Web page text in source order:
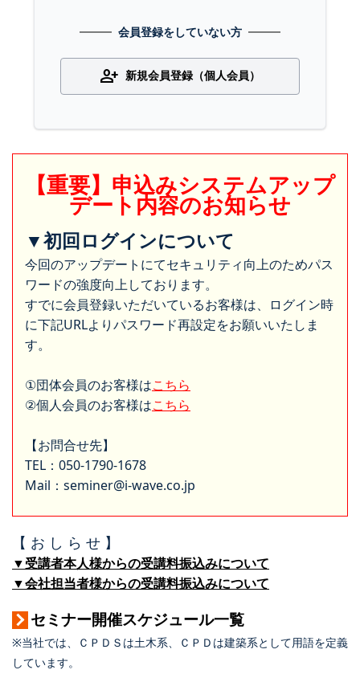
会員登録をしていない方
person_add 新規会員登録（個人会員）
【重要】申込みシステムアップ
デート内容のお知らせ
▼初回ログインについて
今回のアップデートにてセキュリティ向上のためパス
ワードの強度向上しております。
すでに会員登録いただいているお客様は、ログイン時
に下記URLよりパスワード再設定をお願いいたしま
す。
①団体会員のお客様はこちら
②個人会員のお客様はこちら
【お問合せ先】
TEL：050-1790-1678
Mail：seminer@i-wave.co.jp
【 お し ら せ 】
▼受講者本人様からの受講料振込みについて
▼会社担当者様からの受講料振込みについて
セミナー開催スケジュール一覧
※当社では、ＣＰＤＳは土木系、ＣＰＤは建築系として用語を定義
しています。